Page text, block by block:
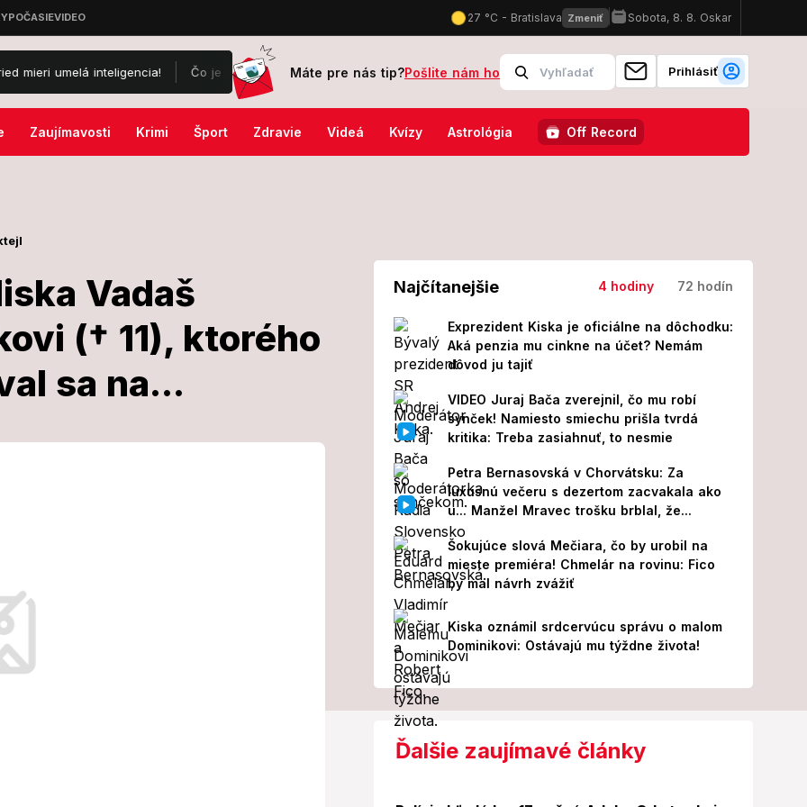
inteligencia! Čo je za tým? Vdova po Žbirkovi († 69) opäť s o 31 rokov mladším fešákom: FOTO, ktoré hovorí za všetko!
Máte pre nás tip?Pošlite nám ho Prihlásiť
Zaujímavosti Krimi Šport Zdravie Videá Kvízy Astrológia Off Record
Vadaš
(† 11), ktorého
sa na...
o
sa
Najčítanejšie 4 hodiny 72 hodín
Exprezident Kiska je oficiálne na dôchodku:
Aká penzia mu cinkne na účet? Nemám
dôvod ju tajiť
VIDEO Juraj Bača zverejnil, čo mu robí
synček! Namiesto smiechu prišla tvrdá
kritika: Treba zasiahnuť, to nesmie
Petra Bernasovská v Chorvátsku: Za
luxusnú večeru s dezertom zacvakala ako
u... Manžel Mravec trošku brblal, že...
Šokujúce slová Mečiara, čo by urobil na
mieste premiéra! Chmelár na rovinu: Fico
by mal návrh zvážiť
Kiska oznámil srdcervúcu správu o malom
Dominikovi: Ostávajú mu týždne života!
Ďalšie zaujímavé články